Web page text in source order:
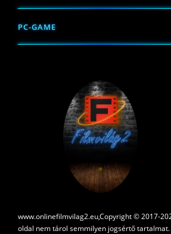
PC-GAME
www.onlinefilmvilag2.eu,Copyright © 2017-
oldal nem tárol semmilyen jogsértő tartalmat.